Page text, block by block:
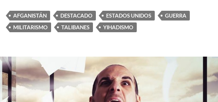
AFGANISTÁN DESTACADO ESTADOS UNIDOS
GUERRA
MILITARISMO
TALIBANES YIHADISMO